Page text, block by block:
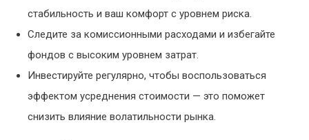
стабильность и ваш комфорт с уровнем риска.
Следите за комиссионными расходами и избегайте
фондов с высоким уровнем затрат.
Инвестируйте регулярно, чтобы воспользоваться
эффектом усреднения стоимости — это поможет
снизить влияние волатильности рынка.